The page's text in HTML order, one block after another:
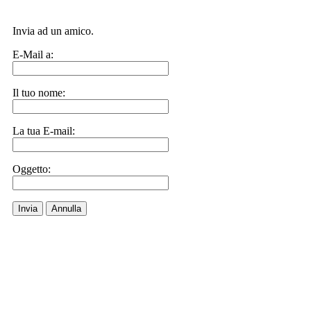
Invia ad un amico.
E-Mail a:
Il tuo nome:
La tua E-mail:
Oggetto:
Invia Annulla